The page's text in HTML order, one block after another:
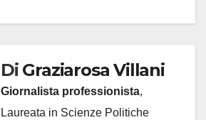
Di Graziarosa Villani
Giornalista professionista,
Laureata in Scienze Politiche